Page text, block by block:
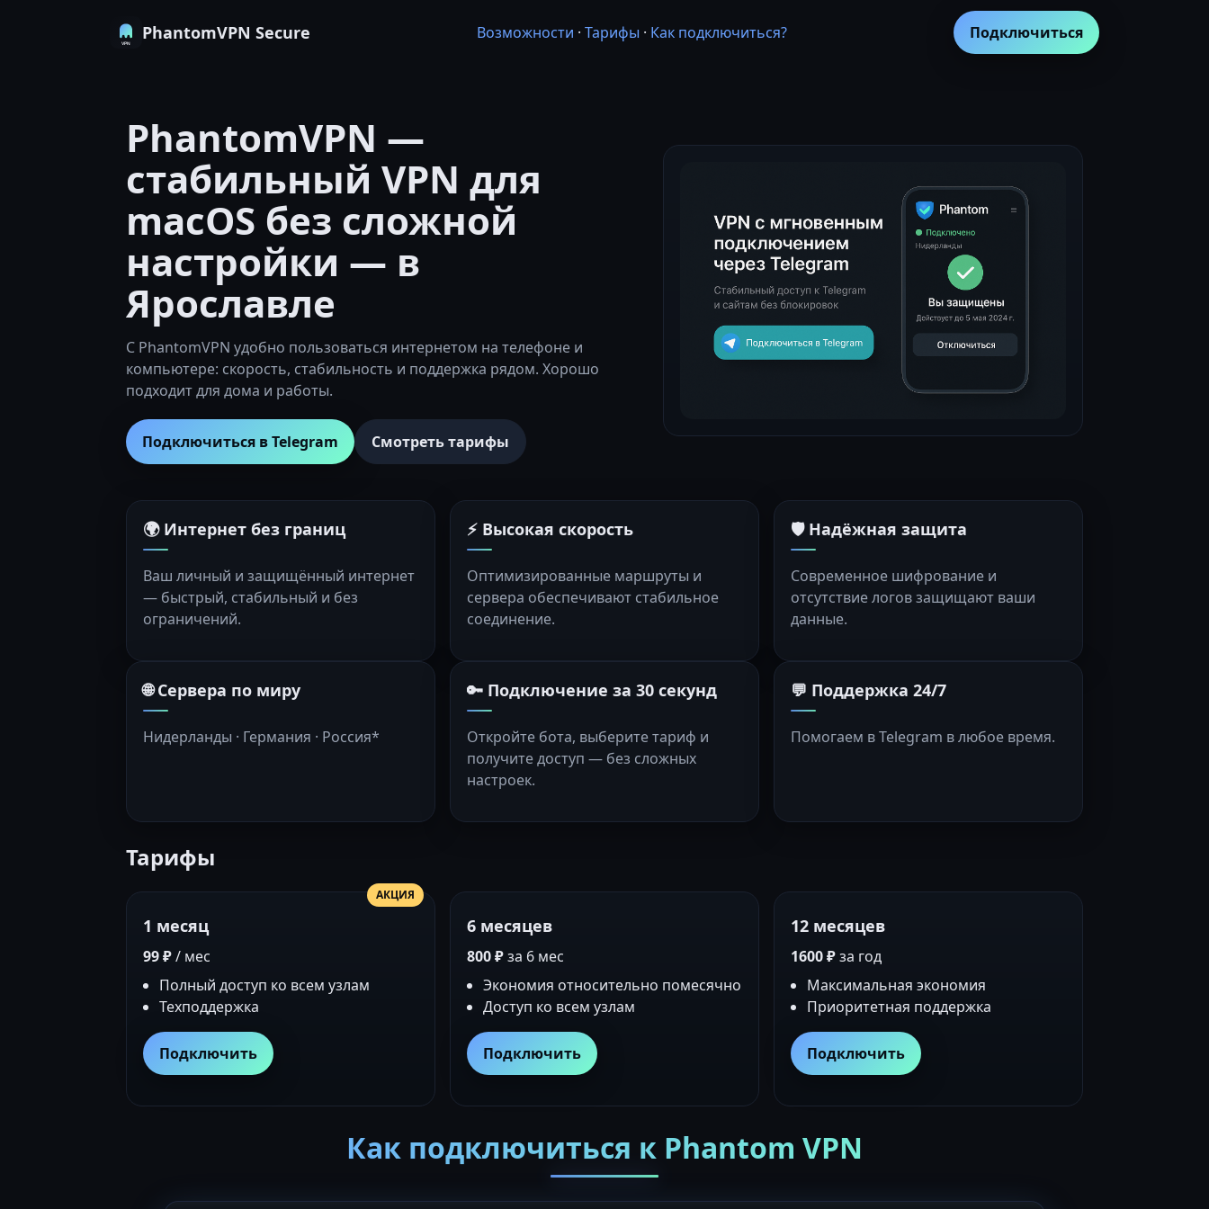
PhantomVPN Secure Возможности · Тарифы · Как подключиться? Подключиться
PhantomVPN —
стабильный VPN для
macOS без сложной
настройки — в
Ярославле
С PhantomVPN удобно пользоваться интернетом на телефоне и
компьютере: скорость, стабильность и поддержка рядом. Хорошо
подходит для дома и работы.
Подключиться в Telegram Смотреть тарифы
🌍 Интернет без границ
Ваш личный и защищённый интернет
— быстрый, стабильный и без
ограничений.
⚡ Высокая скорость
Оптимизированные маршруты и
сервера обеспечивают стабильное
соединение.
🛡️ Надёжная защита
Современное шифрование и
отсутствие логов защищают ваши
данные.
🌐 Сервера по миру
Нидерланды · Германия · Россия*
🔑 Подключение за 30 секунд
Откройте бота, выберите тариф и
получите доступ — без сложных
настроек.
💬 Поддержка 24/7
Помогаем в Telegram в любое время.
Тарифы
АКЦИЯ
1 месяц
99 ₽/ мес
Полный доступ ко всем узлам
Техподдержка
Подключить
6 месяцев
800 ₽за 6 мес
Экономия относительно помесячно
Доступ ко всем узлам
Подключить
12 месяцев
1600 ₽за год
Максимальная экономия
Приоритетная поддержка
Подключить
Как подключиться к Phantom VPN